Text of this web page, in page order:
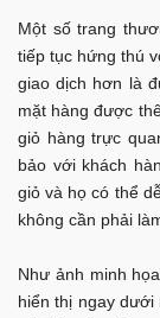
Một số trang
tiếp tục hứng thú
giao dịch hơn là
mặt hàng được
giỏ hàng trực
bảo với khách
giỏ và họ có thể
không cần phải
Như ảnh minh
hiển thị ngay